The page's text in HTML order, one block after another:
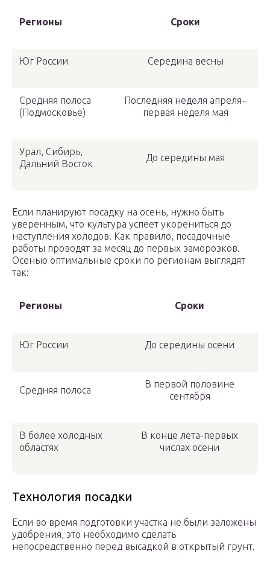
Регионы Сроки
Юг России Середина весны
Средняя полоса
(Подмосковье)
Последняя неделя апреля–
первая неделя мая
Урал, Сибирь,
Дальний Восток
До середины мая
Если планируют посадку на осень, нужно быть
уверенным, что культура успеет укорениться до
наступления холодов. Как правило, посадочные
работы проводят за месяц до первых заморозков.
Осенью оптимальные сроки по регионам выглядят
так:
Регионы Сроки
Юг России До середины осени
Средняя полоса
В первой половине
сентября
В более холодных
областях
В конце лета-первых
числах осени
Технология посадки
Если во время подготовки участка не были заложены
удобрения, это необходимо сделать
непосредственно перед высадкой в открытый грунт.